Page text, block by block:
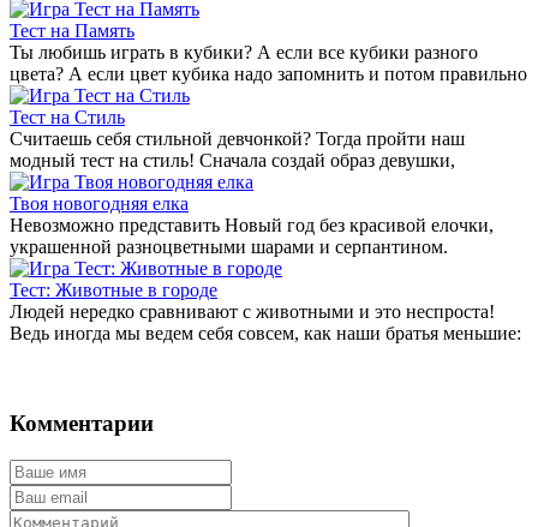
Тест на Память
Ты любишь играть в кубики? А если все кубики разного
цвета? А если цвет кубика надо запомнить и потом правильно
Тест на Стиль
Считаешь себя стильной девчонкой? Тогда пройти наш
модный тест на стиль! Сначала создай образ девушки,
Твоя новогодняя елка
Невозможно представить Новый год без красивой елочки,
украшенной разноцветными шарами и серпантином.
Тест: Животные в городе
Людей нередко сравнивают с животными и это неспроста!
Ведь иногда мы ведем себя совсем, как наши братья меньшие:
Комментарии